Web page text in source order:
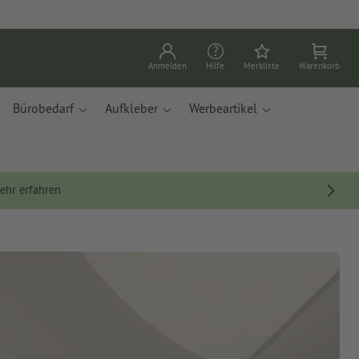
Anmelden Hilfe Merkliste Warenkorb
Bürobedarf Aufkleber Werbeartikel
erfahren